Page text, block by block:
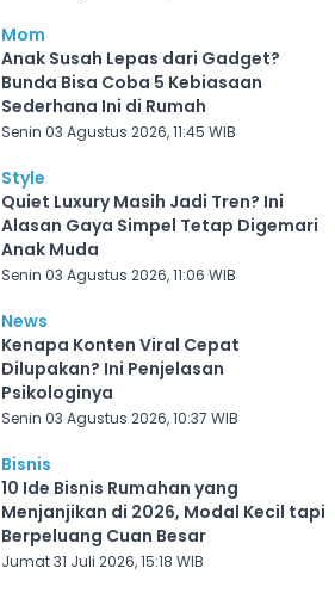
Mom
Anak Susah Lepas dari Gadget?
Bunda Bisa Coba 5 Kebiasaan
Sederhana Ini di Rumah
Senin 03 Agustus 2026, 11:45 WIB
Style
Quiet Luxury Masih Jadi Tren? Ini
Alasan Gaya Simpel Tetap Digemari
Anak Muda
Senin 03 Agustus 2026, 11:06 WIB
News
Kenapa Konten Viral Cepat
Dilupakan? Ini Penjelasan
Psikologinya
Senin 03 Agustus 2026, 10:37 WIB
Bisnis
10 Ide Bisnis Rumahan yang
Menjanjikan di 2026, Modal Kecil tapi
Berpeluang Cuan Besar
Jumat 31 Juli 2026, 15:18 WIB